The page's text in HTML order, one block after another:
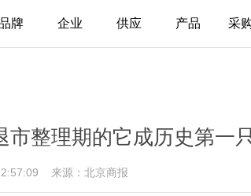
牌 企业 供应 产品 采
市整理期的它成历史第一
来源：北京商报